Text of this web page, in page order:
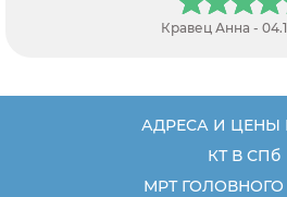
Павел Р. -
АДРЕСА И ЦЕНЫ
КТ В СПб
МРТ